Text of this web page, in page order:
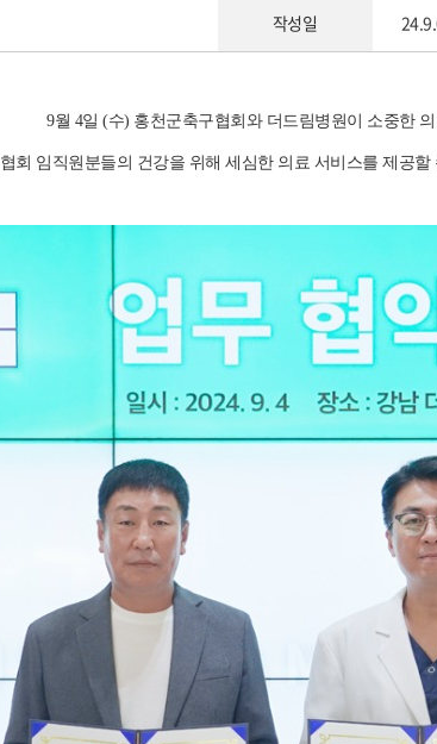
작성일
9월 4일 (수) 홍천군축구협회와 더드림병원이 소중한
협회 임직원분들의 건강을 위해 세심한 의료 서비스를 제공